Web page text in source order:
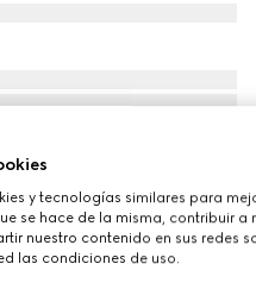
y tecnologías similares para
se hace de la misma, contribuir
nuestro contenido en sus redes
las condiciones de uso.